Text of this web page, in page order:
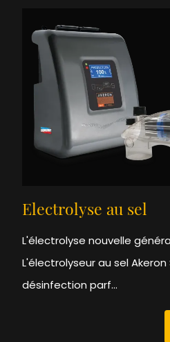
Electrolyse au sel
L'électrolyse nouvelle
L'électrolyseur au sel Akeron
désinfection parf...